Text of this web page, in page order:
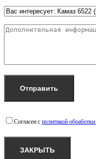
Согласен с политикой обработки
ЗАКРЫТЬ